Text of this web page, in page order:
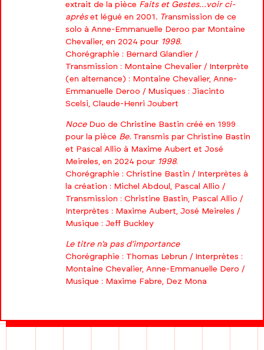
extrait de la pièce Faits et Gestes…voir ci-
après et légué en 2001 . Transmission de ce
solo à Anne-Emmanuelle Deroo par Montaine
Chevalier, en 2024 pour 1998.
Chorégraphie : Bernard Glandier /
Transmission : Montaine Chevalier / Interprète
(en alternance) : Montaine Chevalier, Anne-
Emmanuelle Deroo / Musiques : Jiacinto
Scelsi, Claude-Henri Joubert
Noce Duo de Christine Bastin créé en 1999
pour la pièce Be. Transmis par Christine Bastin
et Pascal Allio à Maxime Aubert et José
Meireles, en 2024 pour 1998.
Chorégraphie : Christine Bastin / Interprètes à
la création : Michel Abdoul, Pascal Allio /
Transmission : Christine Bastin, Pascal Allio /
Interprètes : Maxime Aubert, José Meireles /
Musique : Jeff Buckley
Le titre n’a pas d’importance
Chorégraphie : Thomas Lebrun / Interprètes :
Montaine Chevalier, Anne-Emmanuelle Dero /
Musique : Maxime Fabre, Dez Mona